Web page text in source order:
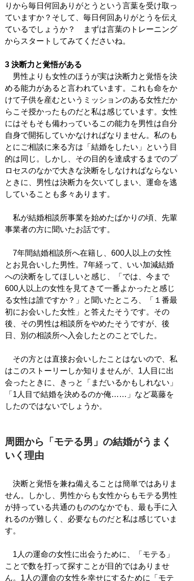
りから毎日何回ありがとうという言葉を受け取っ
ていますか？そして、毎日何回ありがとうを伝え
ているでしょうか？ まずは言葉のトレーニング
からスタートしてみてくださいね。
3 決断力と覚悟がある
男性よりも女性のほうが実は決断力と覚悟を決
める能力があると言われています。これも命をか
けて子供を産むというミッションのある女性だか
らこそ授かったものだと私は感じています。女性
にはそもそも備わっているこの能力を男性は自分
自身で開拓していかなければなりません。私のも
とにご相談に来る方は「結婚をしたい」という目
的は同じ。しかし、その目的を達成するまでのプ
ロセスのなかで大きな決断をしなければならない
ときに、男性は決断力を欠いてしまい、運命を逃
していることも多々あります。
私が結婚相談所事業を始めたばかりの頃、先輩
事業者の方に聞いたお話です。
7年間結婚相談所へ在籍し、600人以上の女性
とお見合いした男性。7年経って、いい加減結婚
への決断をしてほしいと感じ、「では、今まで
600人以上の女性を見てきて一番よかったと感じ
る女性は誰ですか？」と聞いたところ、「１番最
初にお会いした女性」と答えたそうです。その
後、その男性は相談所をやめたそうですが、後
日、別の相談所へ入会したとのことでした。
その方とは直接お会いしたことはないので、私
はこのストーリーしか知りませんが、1人目に出
会ったときに、きっと「まだいるかもしれない」
「1人目で結婚を決めるのか俺……」など葛藤を
したのではないでしょうか。
周囲から「モテる男」の結婚がうまく
いく理由
決断と覚悟を兼ね備えることは簡単ではありま
せん。しかし、男性からも女性からもモテる男性
が持っている共通のもののなかでも、最も手に入
れるのが難しく、必要なものだと私は感じていま
す。
1人の運命の女性に出会うために、「モテる」
ことで数を打って探すことが目的ではありませ
ん。1人の運命の女性を幸せにするために「モテ